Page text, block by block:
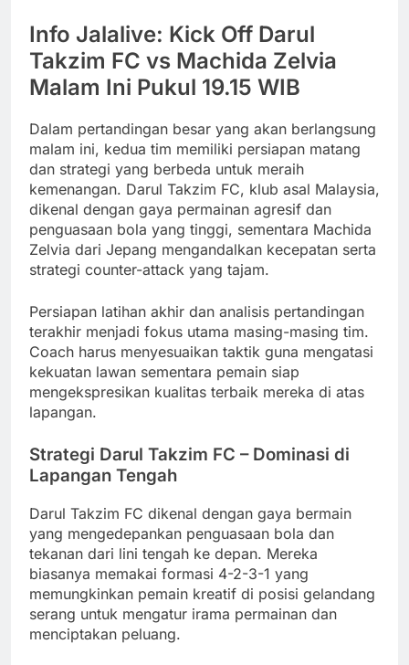
Info Jalalive: Kick Off Darul
Takzim FC vs Machida Zelvia
Malam Ini Pukul 19.15 WIB
Dalam pertandingan besar yang akan berlangsung
malam ini, kedua tim memiliki persiapan matang
dan strategi yang berbeda untuk meraih
kemenangan. Darul Takzim FC, klub asal Malaysia,
dikenal dengan gaya permainan agresif dan
penguasaan bola yang tinggi, sementara Machida
Zelvia dari Jepang mengandalkan kecepatan serta
strategi counter-attack yang tajam.
Persiapan latihan akhir dan analisis pertandingan
terakhir menjadi fokus utama masing-masing tim.
Coach harus menyesuaikan taktik guna mengatasi
kekuatan lawan sementara pemain siap
mengekspresikan kualitas terbaik mereka di atas
lapangan.
Strategi Darul Takzim FC – Dominasi di
Lapangan Tengah
Darul Takzim FC dikenal dengan gaya bermain
yang mengedepankan penguasaan bola dan
tekanan dari lini tengah ke depan. Mereka
biasanya memakai formasi 4-2-3-1 yang
memungkinkan pemain kreatif di posisi gelandang
serang untuk mengatur irama permainan dan
menciptakan peluang.